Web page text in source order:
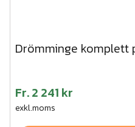
Drömminge komplett
Fr.2 241 kr
exkl.moms